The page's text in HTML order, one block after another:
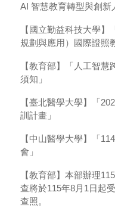
AI 智慧教育轉型與創新
【國立勤益科技大學
規劃與應用）國際證照
【教育部】「人工智
須知」
【臺北醫學大學】「
訓計畫」
【中山醫學大學】「
會」
【教育部】本部辦理
查將於115年8月1日起
查照。